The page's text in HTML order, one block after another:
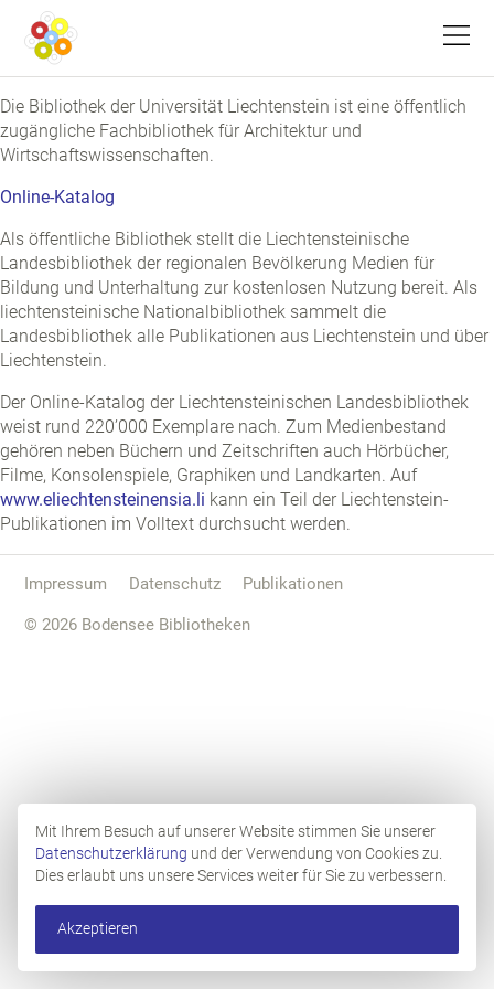
Menü
Die Bibliothek der Universität Liechtenstein ist eine öffentlich
zugängliche Fachbibliothek für Architektur und
Wirtschaftswissenschaften.
Online-Katalog
Als öffentliche Bibliothek stellt die Liechtensteinische
Landesbibliothek der regionalen Bevölkerung Medien für
Bildung und Unterhaltung zur kostenlosen Nutzung bereit. Als
liechtensteinische Nationalbibliothek sammelt die
Landesbibliothek alle Publikationen aus Liechtenstein und über
Liechtenstein.
Der Online-Katalog der Liechtensteinischen Landesbibliothek
weist rund 220’000 Exemplare nach. Zum Medienbestand
gehören neben Büchern und Zeitschriften auch Hörbücher,
Filme, Konsolenspiele, Graphiken und Landkarten. Auf
www.eliechtensteinensia.li kann ein Teil der Liechtenstein-
Publikationen im Volltext durchsucht werden.
© 2026 Bodensee Bibliotheken
Impressum Datenschutz Publikationen
Mit Ihrem Besuch auf unserer Website stimmen Sie unserer
Datenschutzerklärung und der Verwendung von Cookies zu.
Dies erlaubt uns unsere Services weiter für Sie zu verbessern.
Akzeptieren